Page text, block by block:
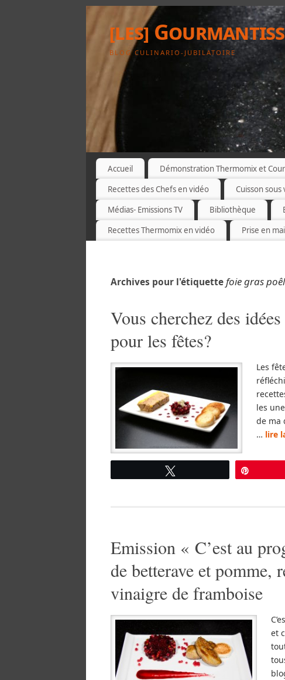
[les]
BLOG CULINARIO-JUBILATOIRE
Accueil Démonstration Thermomix et
Recettes des Chefs en vidéo
Cuisson
Médias- Emissions TV
Bibliothèque
Recettes Thermomix en vidéo
Prise en
Archives pour l'étiquettefoie gras
Vous cherchez des
pour les fêtes?
Les
les
de ma
… lire
Emission « C’est au
de betterave et pomme,
vinaigre de framboise
et